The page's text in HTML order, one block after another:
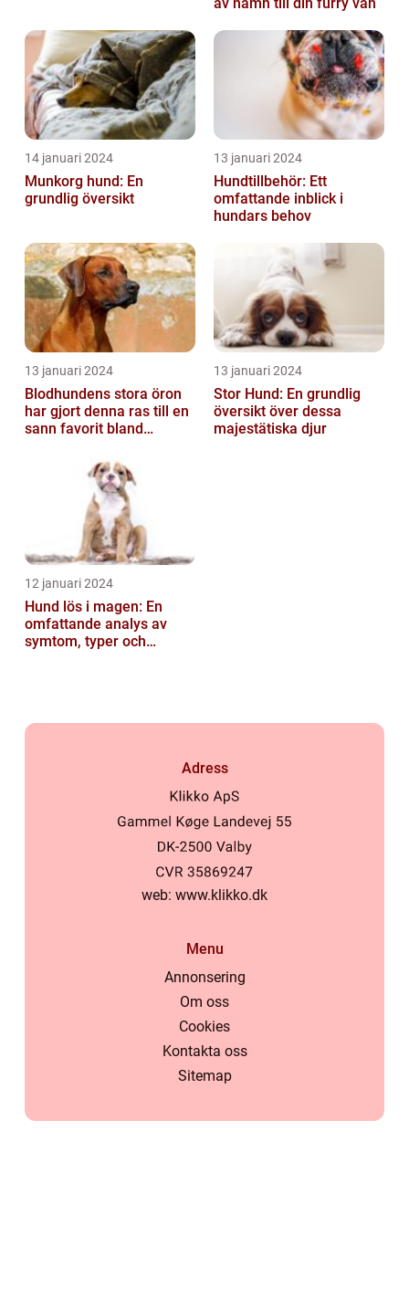
14 januari 2024
Munkorg hund: En
grundlig översikt
13 januari 2024
Hundtillbehör: Ett
omfattande inblick i
hundars behov
13 januari 2024
Blodhundens stora öron
har gjort denna ras till en
sann favorit bland
13 januari 2024
Stor Hund: En grundlig
översikt över dessa
majestätiska djur
12 januari 2024
Hund lös i magen: En
omfattande analys av
symtom, typer och
Adress
web: www.klikko.dk
Menu
Annonsering
Om oss
Cookies
Kontakta oss
Sitemap